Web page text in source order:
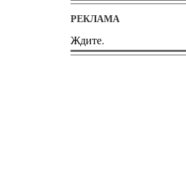
РЕКЛАМА
Ждите.